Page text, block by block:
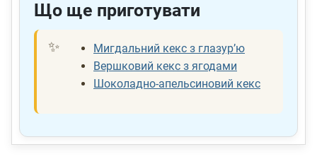
Що ще приготувати
Мигдальний кекс з глазур’ю
Вершковий кекс з ягодами
Шоколадно-апельсиновий кекс